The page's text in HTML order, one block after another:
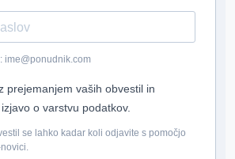
ime@ponudnik.com
prejemanjem vaših obvestil in
o varstvu podatkov.
se lahko kadar koli odjavite s pomočjo